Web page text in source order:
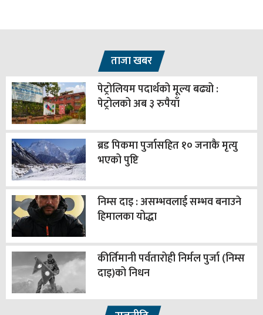
ताजा खबर
पेट्रोलियम पदार्थको मूल्य बढ्यो :
पेट्रोलको अब ३ रुपैयाँ
ब्रड पिकमा पुर्जासहित १० जनाकै मृत्यु
भएको पुष्टि
निम्स दाइ : असम्भवलाई सम्भव बनाउने
हिमालका योद्धा
कीर्तिमानी पर्वतारोही निर्मल पुर्जा (निम्स
दाइ)को निधन